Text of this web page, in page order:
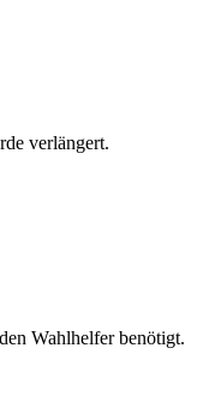
verlängert.
Wahlhelfer benötigt.